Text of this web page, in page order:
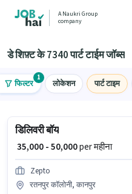
A Naukri Group
company
डे शिफ़्ट के 7340 पार्ट टाईम जॉब्स
फिल्टर
1
लोकेशन पार्ट टाइम
डिलिवरी बॉय
₹ 35,000 - 50,000per महीना
Zepto
रतनपुर कॉलोनी, कानपुर